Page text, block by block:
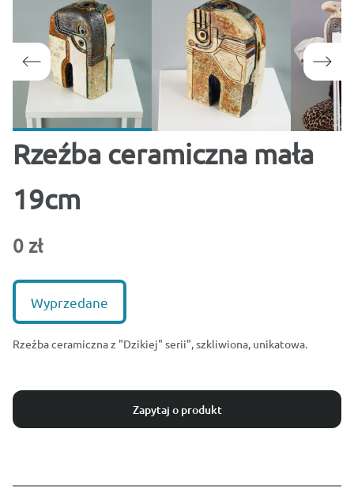
Rzeźba ceramiczna mała
19cm
0 zł
Wyprzedane
Rzeźba ceramiczna z "Dzikiej" serii", szkliwiona, unikatowa.
Zapytaj o produkt